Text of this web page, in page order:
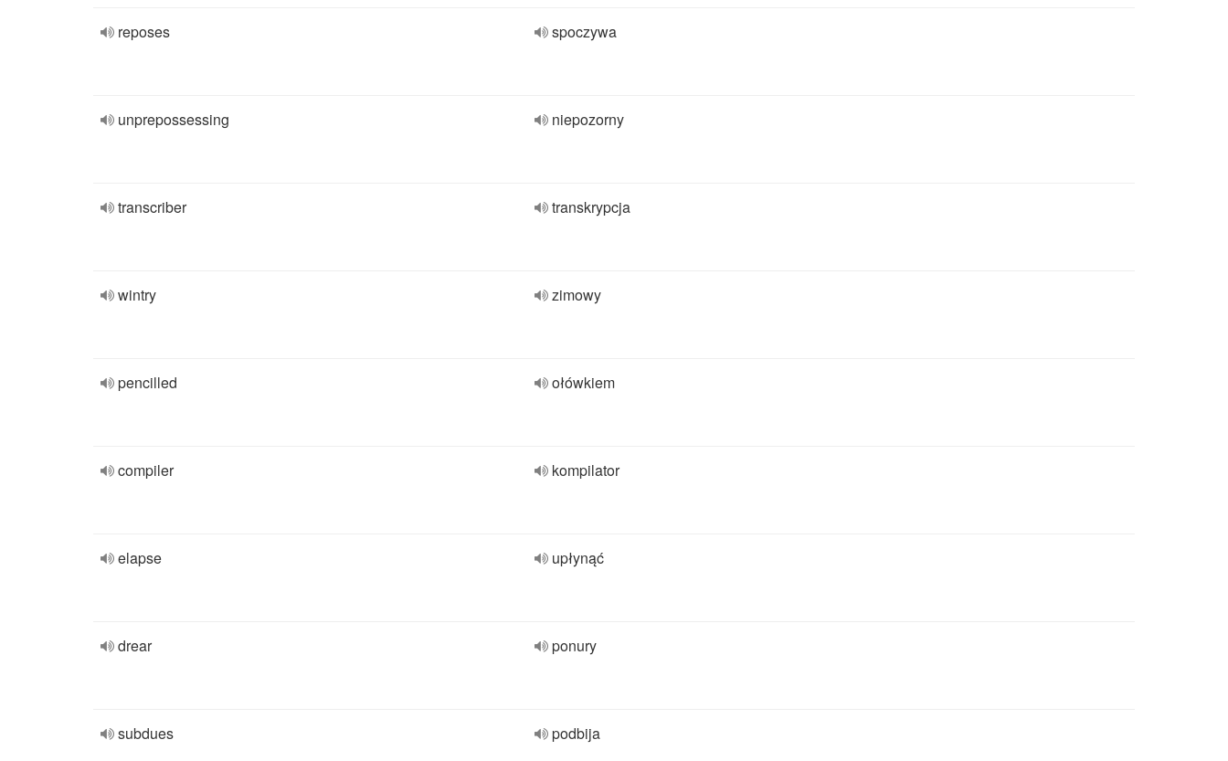
reposes spoczywa
unprepossessing niepozorny
transcriber transkrypcja
wintry zimowy
pencilled ołówkiem
compiler kompilator
elapse upłynąć
drear ponury
subdues podbija